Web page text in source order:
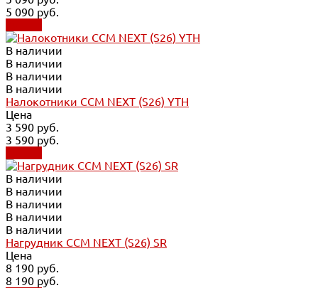
5 090 руб.
В наличии
В наличии
В наличии
В наличии
Налокотники CCM NEXT (S26) YTH
Цена
3 590 руб.
3 590 руб.
В наличии
В наличии
В наличии
В наличии
В наличии
Нагрудник CCM NEXT (S26) SR
Цена
8 190 руб.
8 190 руб.